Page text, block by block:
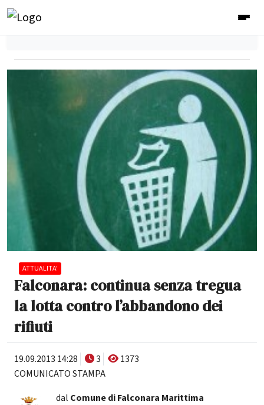
ATTUALITA'
Falconara: continua senza tregua
la lotta contro l’abbandono dei
rifiuti
19.09.2013 14:28 3
1373
COMUNICATO STAMPA
dal Comune di Falconara Marittima